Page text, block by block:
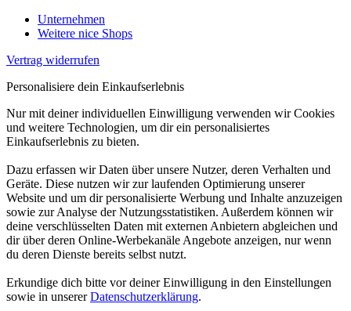
Unternehmen
Weitere nice Shops
Vertrag widerrufen
Personalisiere dein Einkaufserlebnis
Nur mit deiner individuellen Einwilligung verwenden wir Cookies
und weitere Technologien, um dir ein personalisiertes
Einkaufserlebnis zu bieten.
Dazu erfassen wir Daten über unsere Nutzer, deren Verhalten und
Geräte. Diese nutzen wir zur laufenden Optimierung unserer
Website und um dir personalisierte Werbung und Inhalte anzuzeigen
sowie zur Analyse der Nutzungsstatistiken. Außerdem können wir
deine verschlüsselten Daten mit externen Anbietern abgleichen und
dir über deren Online-Werbekanäle Angebote anzeigen, nur wenn
du deren Dienste bereits selbst nutzt.
Erkundige dich bitte vor deiner Einwilligung in den Einstellungen
sowie in unsererDatenschutzerklärung.